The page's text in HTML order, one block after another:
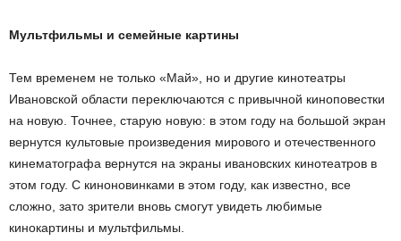
Мультфильмы и семейные картины
Тем временем не только «Май», но и другие кинотеатры
Ивановской области переключаются с привычной киноповестки
на новую. Точнее, старую новую: в этом году на большой экран
вернутся культовые произведения мирового и отечественного
кинематографа вернутся на экраны ивановских кинотеатров в
этом году. С киноновинками в этом году, как известно, все
сложно, зато зрители вновь смогут увидеть любимые
кинокартины и мультфильмы.